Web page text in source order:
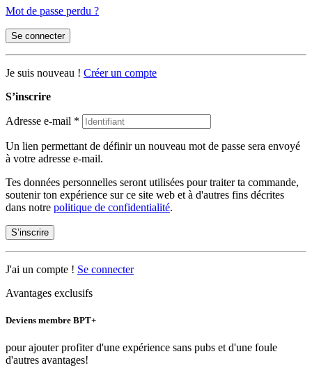
Mot de passe perdu ?
Se connecter
Je suis nouveau ! Créer un compte
S’inscrire
Adresse e-mail *
Un lien permettant de définir un nouveau mot de passe sera envoyé
à votre adresse e-mail.
Tes données personnelles seront utilisées pour traiter ta commande,
soutenir ton expérience sur ce site web et à d'autres fins décrites
dans notre politique de confidentialité.
S’inscrire
J'ai un compte ! Se connecter
Avantages exclusifs
Deviens membre BPT+
pour ajouter profiter d'une expérience sans pubs et d'une foule
d'autres avantages!